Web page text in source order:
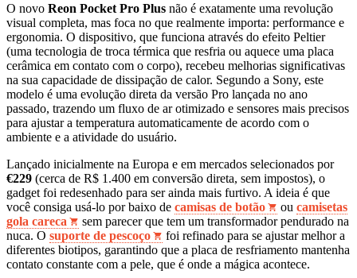
O novo Reon Pocket Pro Plus não é exatamente uma revolução
visual completa, mas foca no que realmente importa: performance e
ergonomia. O dispositivo, que funciona através do efeito Peltier
(uma tecnologia de troca térmica que resfria ou aquece uma placa
cerâmica em contato com o corpo), recebeu melhorias significativas
na sua capacidade de dissipação de calor. Segundo a Sony, este
modelo é uma evolução direta da versão Pro lançada no ano
passado, trazendo um fluxo de ar otimizado e sensores mais precisos
para ajustar a temperatura automaticamente de acordo com o
ambiente e a atividade do usuário.
Lançado inicialmente na Europa e em mercados selecionados por
€229 (cerca de R$ 1.400 em conversão direta, sem impostos), o
gadget foi redesenhado para ser ainda mais furtivo. A ideia é que
você consiga usá-lo por baixo de camisas de botão ou camisetas
gola careca
sem parecer que tem um transformador pendurado na
nuca. O suporte de pescoço
foi refinado para se ajustar melhor a
diferentes biotipos, garantindo que a placa de resfriamento mantenha
contato constante com a pele, que é onde a mágica acontece.